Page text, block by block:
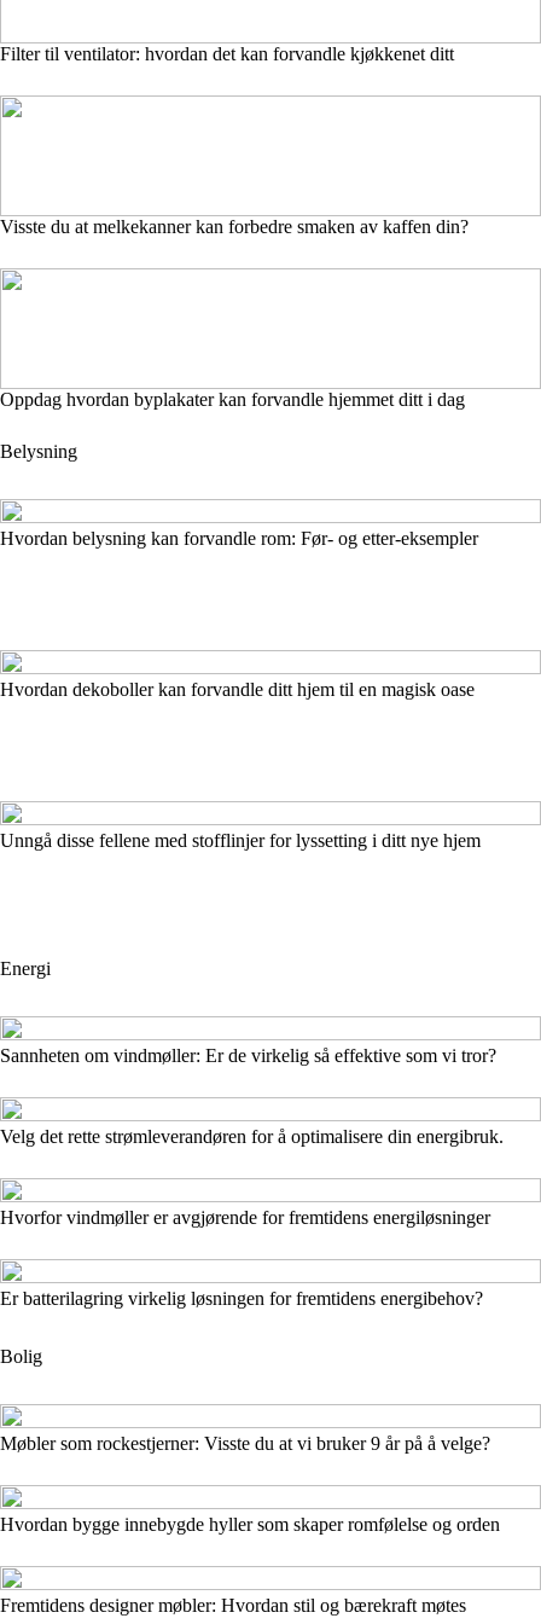
Filter til ventilator: hvordan det kan forvandle kjøkkenet ditt
Visste du at melkekanner kan forbedre smaken av kaffen din?
Oppdag hvordan byplakater kan forvandle hjemmet ditt i dag
Belysning
Hvordan belysning kan forvandle rom: Før- og etter-eksempler
Hvordan dekoboller kan forvandle ditt hjem til en magisk oase
Unngå disse fellene med stofflinjer for lyssetting i ditt nye hjem
Energi
Sannheten om vindmøller: Er de virkelig så effektive som vi tror?
Velg det rette strømleverandøren for å optimalisere din energibruk.
Hvorfor vindmøller er avgjørende for fremtidens energiløsninger
Er batterilagring virkelig løsningen for fremtidens energibehov?
Bolig
Møbler som rockestjerner: Visste du at vi bruker 9 år på å velge?
Hvordan bygge innebygde hyller som skaper romfølelse og orden
Fremtidens designer møbler: Hvordan stil og bærekraft møtes